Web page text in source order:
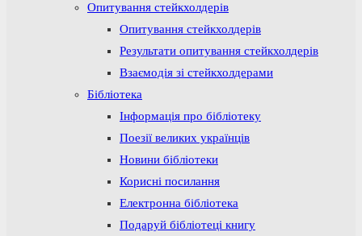
Опитування стейкхолдерів
Опитування стейкхолдерів
Результати опитування стейкхолдерів
Взаємодія зі стейкхолдерами
Бібліотека
Інформація про бібліотеку
Поезії великих українців
Новини бібліотеки
Корисні посилання
Електронна бібліотека
Подаруй бібліотеці книгу